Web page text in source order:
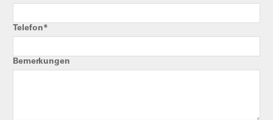
Telefon*
Bemerkungen